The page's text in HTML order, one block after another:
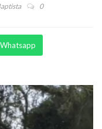
0
Whatsapp